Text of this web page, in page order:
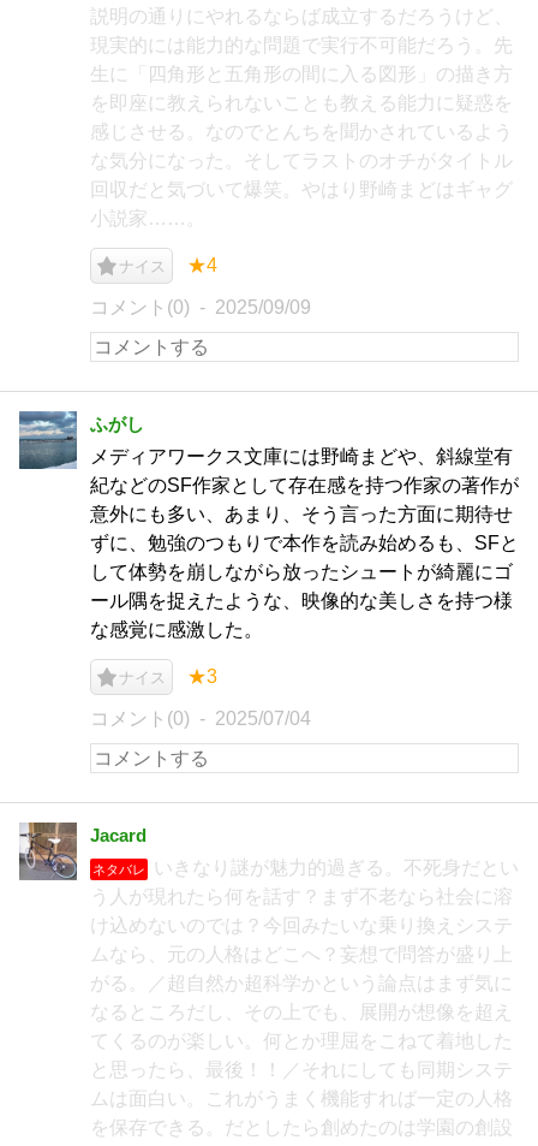
説明の通りにやれるならば成立するだろうけど、
現実的には能力的な問題で実行不可能だろう。先
生に「四角形と五角形の間に入る図形」の描き方
を即座に教えられないことも教える能力に疑惑を
感じさせる。なのでとんちを聞かされているよう
な気分になった。そしてラストのオチがタイトル
回収だと気づいて爆笑。やはり野崎まどはギャグ
小説家……。
ナイス ★4
コメント(0) 2025/09/09
ふがし
メディアワークス文庫には野崎まどや、斜線堂有
紀などのSF作家として存在感を持つ作家の著作が
意外にも多い、あまり、そう言った方面に期待せ
ずに、勉強のつもりで本作を読み始めるも、SFと
して体勢を崩しながら放ったシュートが綺麗にゴ
ール隅を捉えたような、映像的な美しさを持つ様
な感覚に感激した。
ナイス ★3
コメント(0) 2025/07/04
Jacard
ネタバレ
いきなり謎が魅力的過ぎる。不死身だとい
う人が現れたら何を話す？まず不老なら社会に溶
け込めないのでは？今回みたいな乗り換えシステ
ムなら、元の人格はどこへ？妄想で問答が盛り上
がる。／超自然か超科学かという論点はまず気に
なるところだし、その上でも、展開が想像を超え
てくるのが楽しい。何とか理屈をこねて着地した
と思ったら、最後！！／それにしても同期システ
ムは面白い。これがうまく機能すれば一定の人格
を保存できる。だとしたら創めたのは学園の創設